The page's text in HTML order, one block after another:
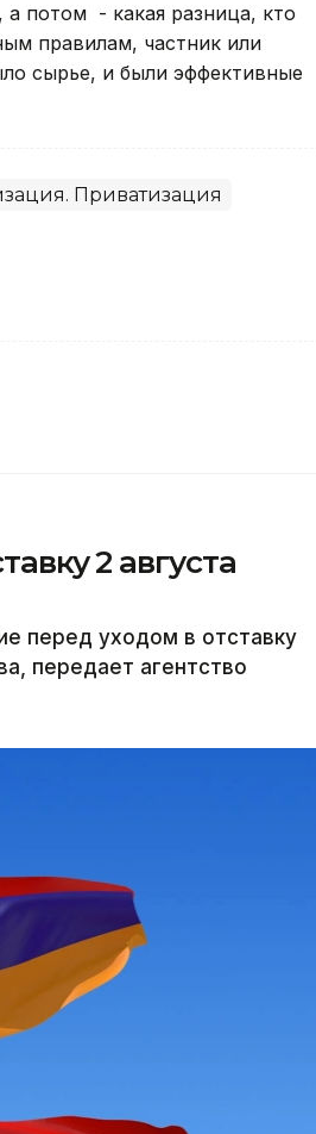
потом - какая разница, кто
правилам, частник или
сырье, и были эффективные
Приватизация
2 августа
перед уходом в отставку
передает агентство